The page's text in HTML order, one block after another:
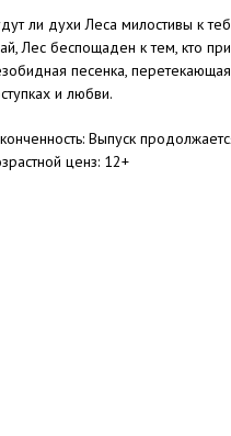
ли духи Леса милостивы к
Лес беспощаден к тем, кто
песенка,
и любви.
Выпуск
ценз: 12+